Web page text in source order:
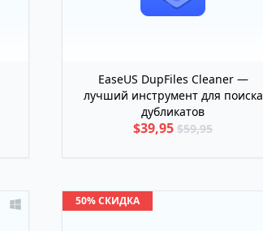
EaseUS DupFiles Cleaner —
лучший инструмент для поиска
дубликатов
$39,95 $59,95
50% СКИДКА